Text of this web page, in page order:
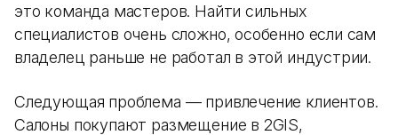
это команда мастеров. Найти сильных
специалистов очень сложно, особенно если сам
владелец раньше не работал в этой индустрии.
Следующая проблема — привлечение клиентов.
Салоны покупают размещение в 2GIS,